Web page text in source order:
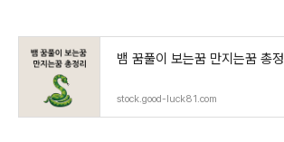
뱀 꿈풀이 보는꿈 만지는꿈 총정
stock.good-luck81.com